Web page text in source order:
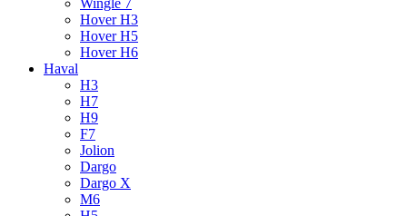
Hover H3
Hover H5
Hover H6
Haval
H3
H7
H9
F7
Jolion
Dargo
Dargo X
M6